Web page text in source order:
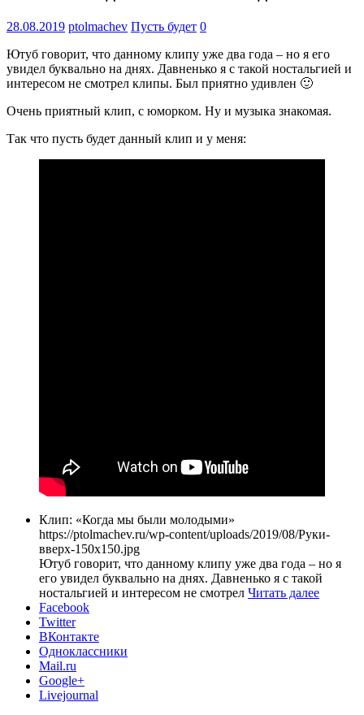
28.08.2019 ptolmachev Пусть будет 0
Ютуб говорит, что данному клипу уже два года – но я его
увидел буквально на днях. Давненько я с такой ностальгией и
интересом не смотрел клипы. Был приятно удивлен 🙂
Очень приятный клип, с юморком. Ну и музыка знакомая.
Так что пусть будет данный клип и у меня:
Клип: «Когда мы были молодыми»
https://ptolmachev.ru/wp-content/uploads/2019/08/Руки-
вверх-150x150.jpg
Ютуб говорит, что данному клипу уже два года – но я
его увидел буквально на днях. Давненько я с такой
ностальгией и интересом не смотрел Читать далее
Facebook
Twitter
ВКонтакте
Одноклассники
Mail.ru
Google+
Livejournal